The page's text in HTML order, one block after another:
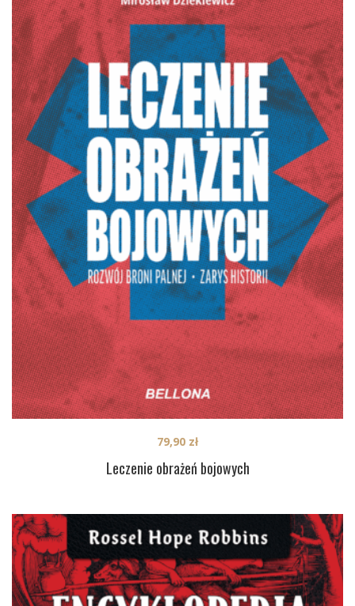
Leczenie obrażeń bojowych
79,90 zł